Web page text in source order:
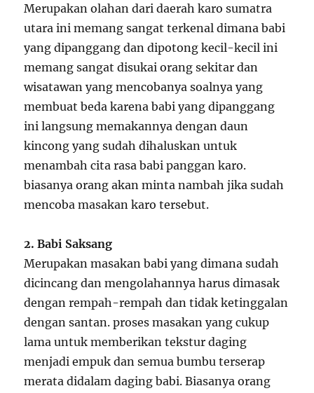
Merupakan olahan dari daerah karo sumatra
utara ini memang sangat terkenal dimana babi
yang dipanggang dan dipotong kecil-kecil ini
memang sangat disukai orang sekitar dan
wisatawan yang mencobanya soalnya yang
membuat beda karena babi yang dipanggang
ini langsung memakannya dengan daun
kincong yang sudah dihaluskan untuk
menambah cita rasa babi panggan karo.
biasanya orang akan minta nambah jika sudah
mencoba masakan karo tersebut.
2. Babi Saksang
Merupakan masakan babi yang dimana sudah
dicincang dan mengolahannya harus dimasak
dengan rempah-rempah dan tidak ketinggalan
dengan santan. proses masakan yang cukup
lama untuk memberikan tekstur daging
menjadi empuk dan semua bumbu terserap
merata didalam daging babi. Biasanya orang